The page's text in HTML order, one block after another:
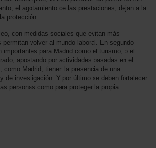
el agotamiento de las prestaciones, dejan a la
protección.
con medidas sociales que evitan más
volver al mundo laboral. En segundo
para Madrid como el turismo, o el
apostando por actividades basadas en el
como Madrid, tienen la presencia de una
de investigación. Y por último se deben fortalecer
personas como para proteger la propia